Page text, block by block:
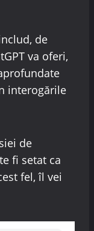
de
va oferi,
interogările
de
fi setat ca
fel, îl vei